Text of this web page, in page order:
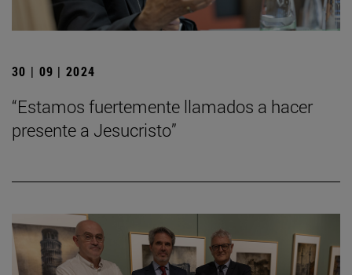
30 | 09 | 2024
“Estamos fuertemente llamados a hacer
presente a Jesucristo”